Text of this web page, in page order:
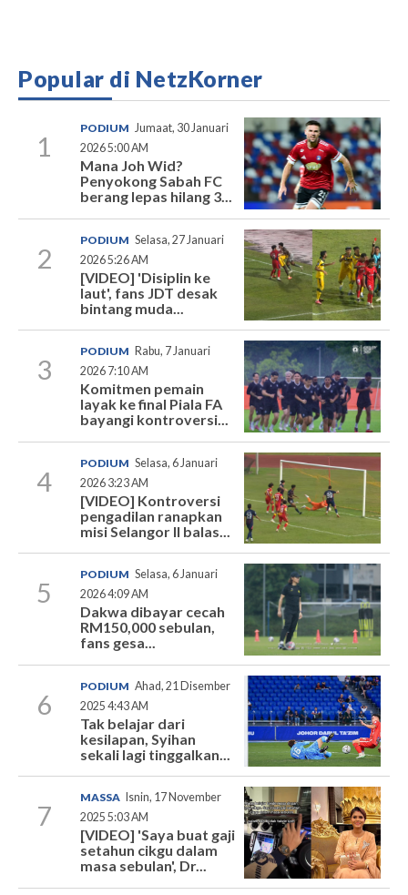
Popular di NetzKorner
1
PODIUM Jumaat, 30 Januari
2026 5:00 AM
Mana Joh Wid?
Penyokong Sabah FC
berang lepas hilang 3...
2
PODIUM Selasa, 27 Januari
2026 5:26 AM
[VIDEO] 'Disiplin ke
laut', fans JDT desak
bintang muda...
3
PODIUM Rabu, 7 Januari
2026 7:10 AM
Komitmen pemain
layak ke final Piala FA
bayangi kontroversi...
4
PODIUM Selasa, 6 Januari
2026 3:23 AM
[VIDEO] Kontroversi
pengadilan ranapkan
misi Selangor II balas...
5
PODIUM Selasa, 6 Januari
2026 4:09 AM
Dakwa dibayar cecah
RM150,000 sebulan,
fans gesa...
6
PODIUM Ahad, 21 Disember
2025 4:43 AM
Tak belajar dari
kesilapan, Syihan
sekali lagi tinggalkan...
7
MASSA
Isnin, 17 November
2025 5:03 AM
[VIDEO] 'Saya buat gaji
setahun cikgu dalam
masa sebulan', Dr...